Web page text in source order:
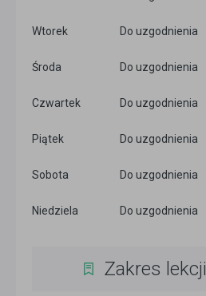
Wtorek Do uzgodnienia
Środa Do uzgodnienia
Czwartek Do uzgodnienia
Piątek Do uzgodnienia
Sobota Do uzgodnienia
Niedziela Do uzgodnienia
Zakres lekcji